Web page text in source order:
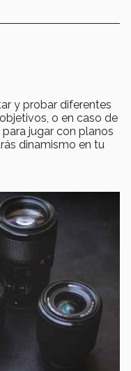
y probar diferentes
o en caso de
jugar con planos
dinamismo en tu